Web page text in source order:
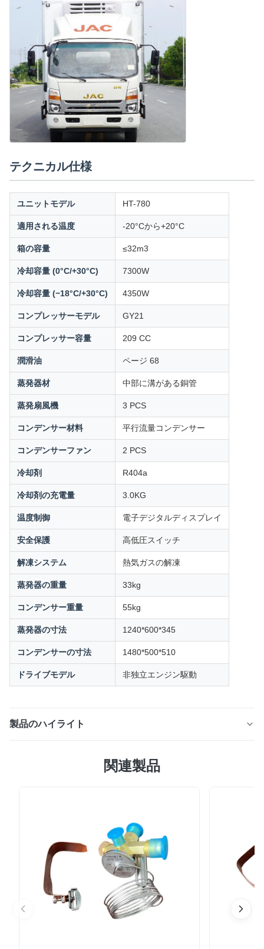
テクニカル仕様
ユニットモデル HT-780
適用される温度 -20°Cから+20°C
箱の容量 ≤32m3
冷却容量 (0°C/+30°C) 7300W
冷却容量 (−18°C/+30°C) 4350W
コンプレッサーモデル GY21
コンプレッサー容量 209 CC
潤滑油 ページ 68
蒸発器材 中部に溝がある銅管
蒸発扇風機 3 PCS
コンデンサー材料 平行流量コンデンサー
コンデンサーファン 2 PCS
冷却剤 R404a
冷却剤の充電量 3.0KG
温度制御 電子デジタルディスプレイ
安全保護 高低圧スイッチ
解凍システム 熱気ガスの解凍
蒸発器の重量 33kg
コンデンサー重量 55kg
蒸発器の寸法 1240*600*345
コンデンサーの寸法 1480*500*510
ドライブモデル 非独立エンジン駆動
製品のハイライト
耐食性 FRP 缶詰、効率を高めるダイレクト エンジン ド
関連製品